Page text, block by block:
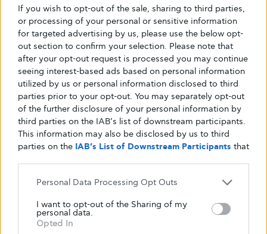
If you wish to opt-out of the sale, sharing to third parties,
or processing of your personal or sensitive information
for targeted advertising by us, please use the below opt-
out section to confirm your selection. Please note that
after your opt-out request is processed you may continue
seeing interest-based ads based on personal information
utilized by us or personal information disclosed to third
parties prior to your opt-out. You may separately opt-out
of the further disclosure of your personal information by
third parties on the IAB’s list of downstream participants.
This information may also be disclosed by us to third
parties on the IAB’s List of Downstream Participants that
Personal Data Processing Opt Outs
I want to opt-out of the Sharing of my
personal data.
Opted In
8. Ψάρια
Η πρωτεΐνη βοηθά στην επιβράδυνση της
πέψης και αμβλύνει την απορρόφηση
υδατανθράκων και ζάχαρης,
σταθεροποιώντας τα επίπεδα σακχάρου στο
αίμα. Οι άπαχες επιλογές όπως ταψάριαείναι
Συγκεκριμένα, τα απλά κατεψυγμένα ψάρια
όπως ο σολομός και ο μπακαλιάρος είναι